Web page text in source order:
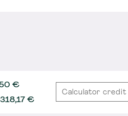
€
318,17 €
Calculator credit